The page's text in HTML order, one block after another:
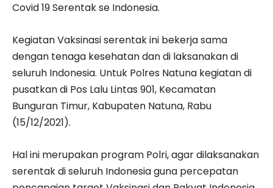
Covid 19 Serentak se Indonesia.
Kegiatan Vaksinasi serentak ini bekerja sama
dengan tenaga kesehatan dan di laksanakan di
seluruh Indonesia. Untuk Polres Natuna kegiatan di
pusatkan di Pos Lalu Lintas 901, Kecamatan
Bunguran Timur, Kabupaten Natuna, Rabu
(15/12/2021).
Hal ini merupakan program Polri, agar dilaksanakan
serentak di seluruh Indonesia guna percepatan